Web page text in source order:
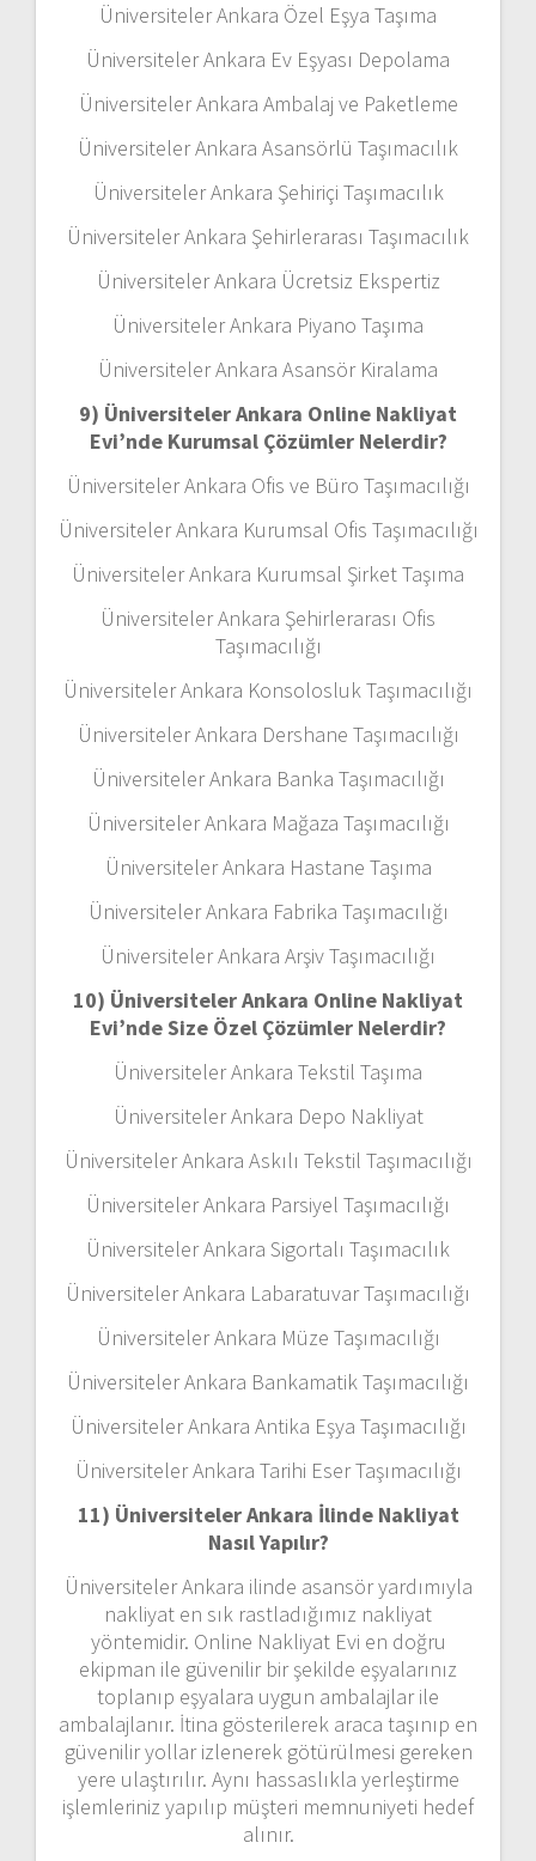
Üniversiteler Ankara Özel Eşya Taşıma
Üniversiteler Ankara Ev Eşyası Depolama
Üniversiteler Ankara Ambalaj ve Paketleme
Üniversiteler Ankara Asansörlü Taşımacılık
Üniversiteler Ankara Şehiriçi Taşımacılık
Üniversiteler Ankara Şehirlerarası Taşımacılık
Üniversiteler Ankara Ücretsiz Ekspertiz
Üniversiteler Ankara Piyano Taşıma
Üniversiteler Ankara Asansör Kiralama
9) Üniversiteler Ankara Online Nakliyat
Evi’nde Kurumsal Çözümler Nelerdir?
Üniversiteler Ankara Ofis ve Büro Taşımacılığı
Üniversiteler Ankara Kurumsal Ofis Taşımacılığı
Üniversiteler Ankara Kurumsal Şirket Taşıma
Üniversiteler Ankara Şehirlerarası Ofis
Taşımacılığı
Üniversiteler Ankara Konsolosluk Taşımacılığı
Üniversiteler Ankara Dershane Taşımacılığı
Üniversiteler Ankara Banka Taşımacılığı
Üniversiteler Ankara Mağaza Taşımacılığı
Üniversiteler Ankara Hastane Taşıma
Üniversiteler Ankara Fabrika Taşımacılığı
Üniversiteler Ankara Arşiv Taşımacılığı
10) Üniversiteler Ankara Online Nakliyat
Evi’nde Size Özel Çözümler Nelerdir?
Üniversiteler Ankara Tekstil Taşıma
Üniversiteler Ankara Depo Nakliyat
Üniversiteler Ankara Askılı Tekstil Taşımacılığı
Üniversiteler Ankara Parsiyel Taşımacılığı
Üniversiteler Ankara Sigortalı Taşımacılık
Üniversiteler Ankara Labaratuvar Taşımacılığı
Üniversiteler Ankara Müze Taşımacılığı
Üniversiteler Ankara Bankamatik Taşımacılığı
Üniversiteler Ankara Antika Eşya Taşımacılığı
Üniversiteler Ankara Tarihi Eser Taşımacılığı
11) Üniversiteler Ankara İlinde Nakliyat
Nasıl Yapılır?
Üniversiteler Ankara ilinde asansör yardımıyla
nakliyat en sık rastladığımız nakliyat
yöntemidir. Online Nakliyat Evi en doğru
ekipman ile güvenilir bir şekilde eşyalarınız
toplanıp eşyalara uygun ambalajlar ile
ambalajlanır. İtina gösterilerek araca taşınıp en
güvenilir yollar izlenerek götürülmesi gereken
yere ulaştırılır. Aynı hassaslıkla yerleştirme
işlemleriniz yapılıp müşteri memnuniyeti hedef
alınır.